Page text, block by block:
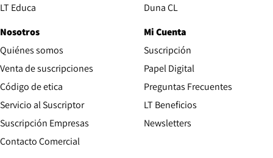
LT Educa
Duna CLOpens in new window
Nosotros
Quiénes somos
Venta de suscripciones
Código de etica Opens in new window
Servicio al Suscriptor
Suscripción Empresas
Contacto ComercialOpens in new window
Mi Cuenta
Suscripción
Papel DigitalOpens in new
Preguntas Frecuentes
LT Beneficios
Newsletters